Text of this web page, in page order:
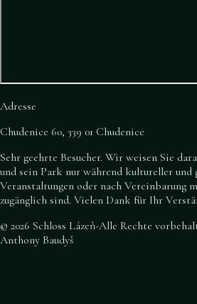
Adresse
Chudenice 60, 339 01 Chudenice
Sehr geehrte Besucher. Wir weisen Sie
und sein Park nur während kultureller und
Veranstaltungen oder nach Vereinbarung
zugänglich sind. Vielen Dank für Ihr
© 2026 Schloss Lázeň-Alle Rechte
Anthony Baudyš